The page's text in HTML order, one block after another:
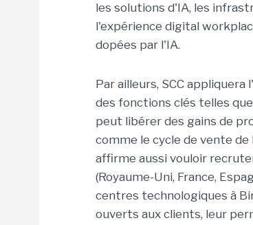
les solutions d'IA, les
l'expérience digital
dopées par l'IA.
Par ailleurs, SCC
des fonctions clés telles
peut libérer des gains de
comme le cycle de vente
affirme aussi vouloir
(Royaume-Uni, France,
centres technologiques à
ouverts aux clients, leur